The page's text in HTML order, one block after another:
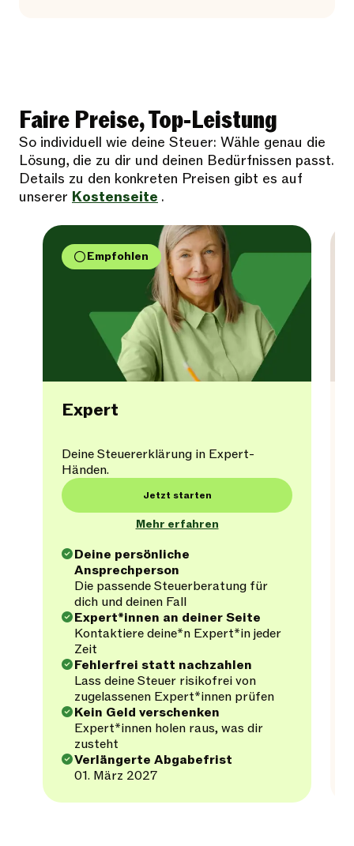
Faire Preise, Top-Leistung
So individuell wie deine Steuer: Wähle genau die
Lösung, die zu dir und deinen Bedürfnissen passt.
Details zu den konkreten Preisen gibt es auf
unserer Kostenseite .
Empfohlen
Expert
Deine Steuererklärung in Expert-
Händen.
Jetzt starten
Mehr erfahren
Deine persönliche
Ansprechperson
Die passende Steuerberatung für
dich und deinen Fall
Expert*innen an deiner Seite
Kontaktiere deine*n Expert*in jeder
Zeit
Fehlerfrei statt nachzahlen
Lass deine Steuer risikofrei von
zugelassenen Expert*innen prüfen
Kein Geld verschenken
Expert*innen holen raus, was dir
zusteht
Verlängerte Abgabefrist
01. März 2027